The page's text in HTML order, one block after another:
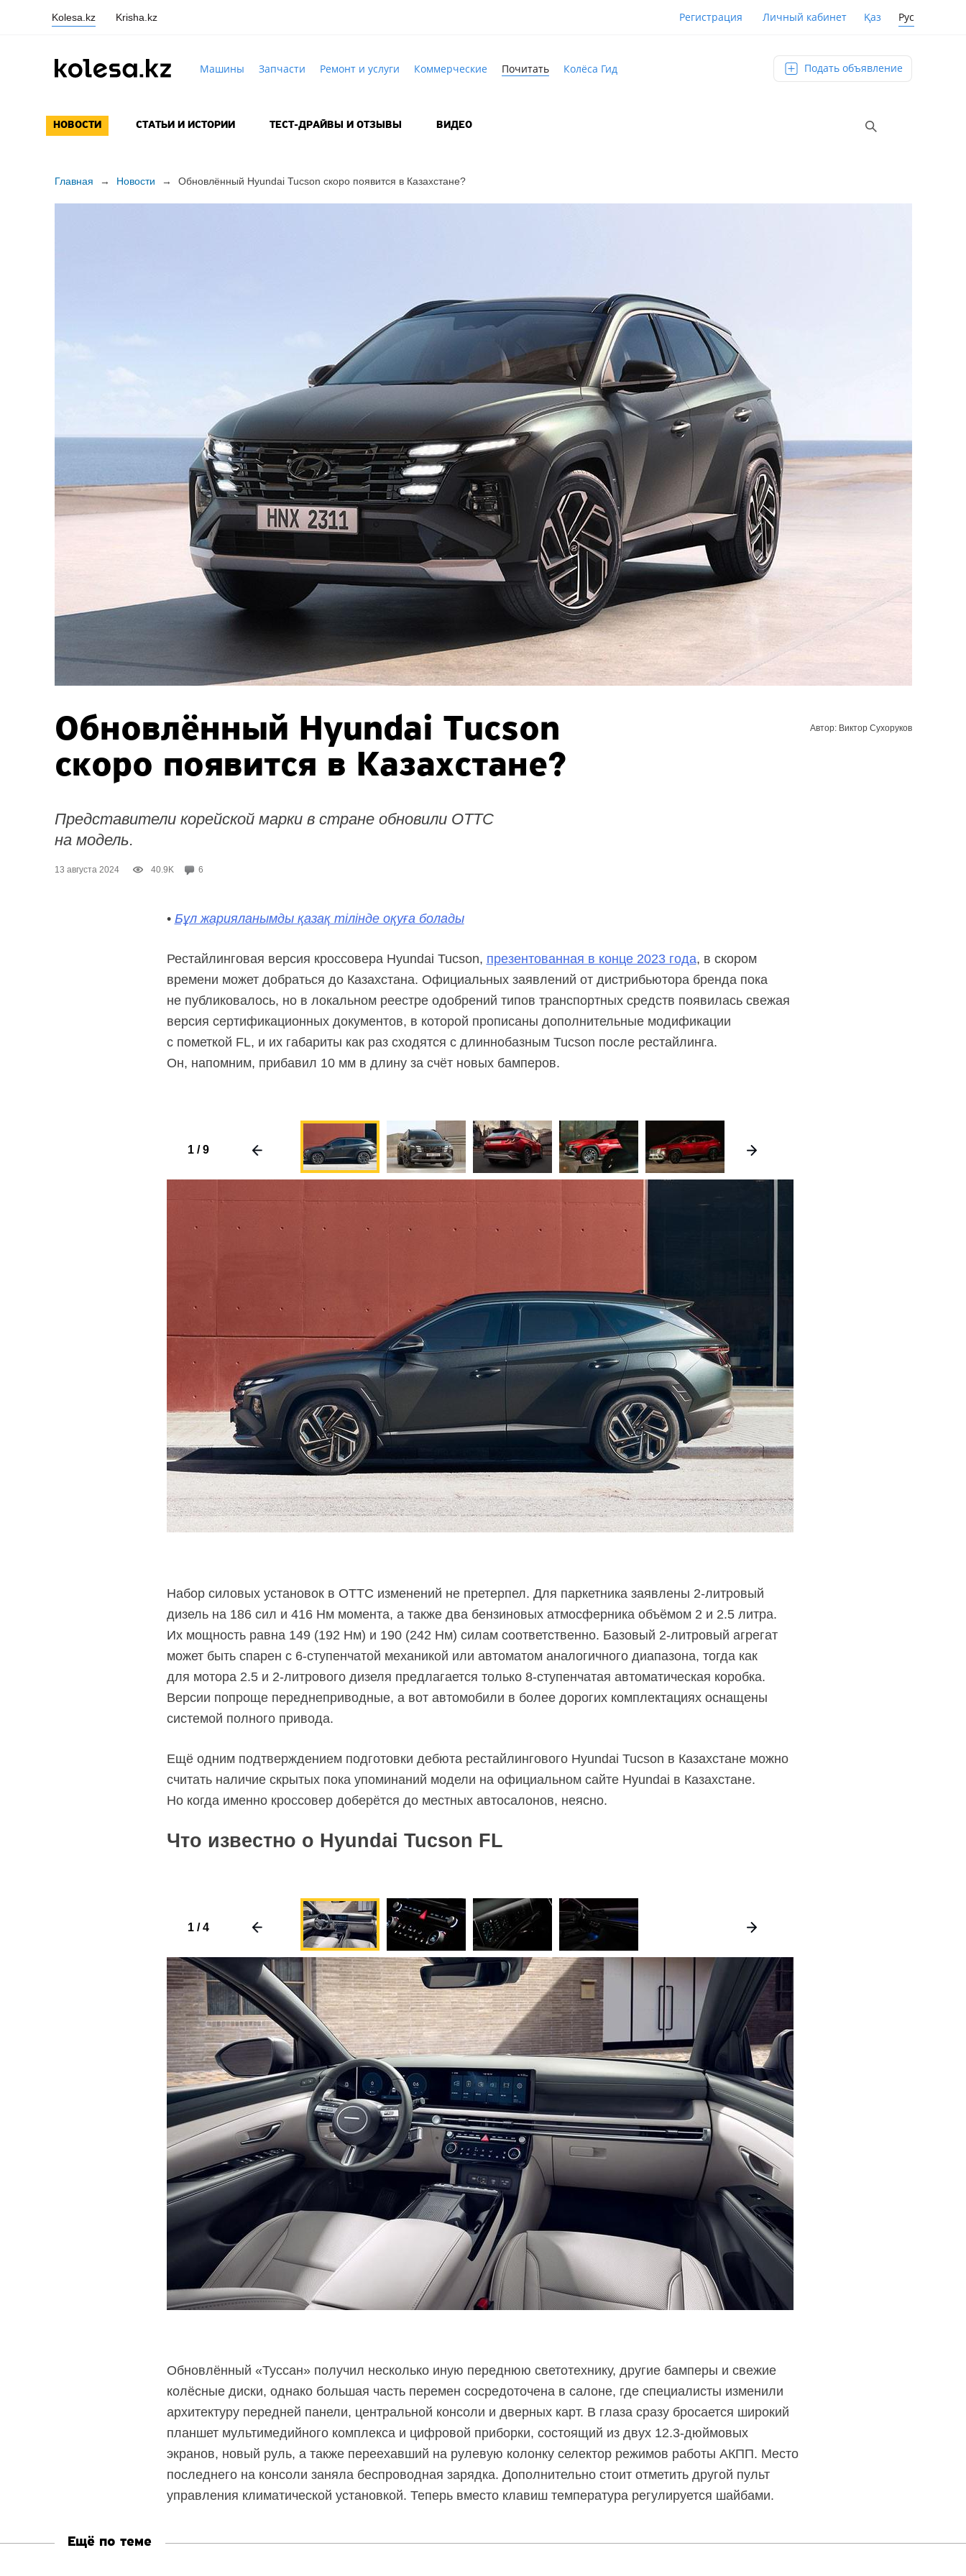
Kolesa.kz Krisha.kz Регистрация Личный кабинет Қаз Рус
Машины Запчасти Ремонт и услуги Коммерческие Почитать Колёса Гид Подать объявление
НОВОСТИ СТАТЬИ И ИСТОРИИ ТЕСТ-ДРАЙВЫ И ОТЗЫВЫ ВИДЕО
Главная → Новости → Обновлённый Hyundai Tucson скоро появится в Казахстане?
Обновлённый Hyundai Tucson
скоро появится в Казахстане?
Представители корейской марки в стране обновили ОТТС
на модель.
13 августа 2024 40.9K 6
Автор: Виктор Сухоруков
• Бұл жарияланымды қазақ тілінде оқуға болады
Рестайлинговая версия кроссовера Hyundai Tucson, презентованная в конце 2023 года, в скором
времени может добраться до Казахстана. Официальных заявлений от дистрибьютора бренда пока
не публиковалось, но в локальном реестре одобрений типов транспортных средств появилась свежая
версия сертификационных документов, в которой прописаны дополнительные модификации
с пометкой FL, и их габариты как раз сходятся с длиннобазным Tucson после рестайлинга.
Он, напомним, прибавил 10 мм в длину за счёт новых бамперов.
1/9
Набор силовых установок в ОТТС изменений не претерпел. Для паркетника заявлены 2-литровый
дизель на 186 сил и 416 Нм момента, а также два бензиновых атмосферника объёмом 2 и 2.5 литра.
Их мощность равна 149 (192 Нм) и 190 (242 Нм) силам соответственно. Базовый 2-литровый агрегат
может быть спарен с 6-ступенчатой механикой или автоматом аналогичного диапазона, тогда как
для мотора 2.5 и 2-литровогодизеля предлагается только 8-ступенчатая автоматическая коробка.
Версии попроще переднеприводные, а вот автомобили в более дорогих комплектациях оснащены
системой полного привода.
Ещё одним подтверждением подготовки дебюта рестайлингового Hyundai Tucson в Казахстане можно
считать наличие скрытых пока упоминаний модели на официальном сайте Hyundai в Казахстане.
Но когда именно кроссовер доберётся до местных автосалонов, неясно.
Что известно о Hyundai Tucson FL
1/4
Обновлённый «Туссан» получил несколько иную переднюю светотехнику, другие бамперы и свежие
колёсные диски, однако большая часть перемен сосредоточена в салоне, где специалисты изменили
архитектуру передней панели, центральной консоли и дверных карт. В глаза сразу бросается широкий
планшет мультимедийного комплекса и цифровой приборки, состоящий из двух 12.3-дюймовых
экранов, новый руль, а также переехавший на рулевую колонку селектор режимов работы АКПП. Место
последнего на консоли заняла беспроводная зарядка. Дополнительно стоит отметить другой пульт
управления климатической установкой. Теперь вместо клавиш температура регулируется шайбами.
Ещё по теме